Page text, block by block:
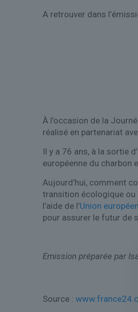
A retrouver dans
À l’occasion de la
réalisé en partenariat
Il y a 76 ans, à la sortie
européenne du charbon
Aujourd’hui, comment
transition écologique ou
l’aide de l’Union
pour assurer le futur de
Emission préparée par
Source :